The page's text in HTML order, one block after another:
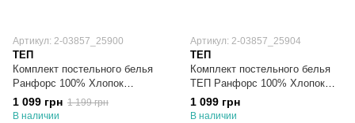
Артикул: 2-03857_25900
ТЕП
Комплект постельного белья
Ранфорс 100% Хлопок
Желтые Нарциссы Полуторный
1 099 грн 1 199 грн
В наличии
Артикул: 2-03857_25904
ТЕП
Комплект постельного белья
ТЕП Ранфорс 100% Хлопок
English Flower Полуторный
1 099 грн
В наличии